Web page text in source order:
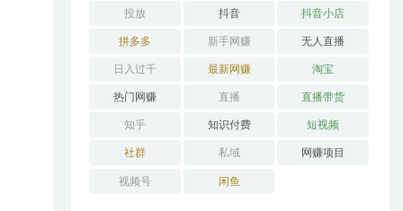
投放 抖音 抖音小店
拼多多 新手网赚 无人直播
日入过千 最新网赚 淘宝
热门网赚 直播 直播带货
知乎 知识付费 短视频
社群 私域 网赚项目
视频号 闲鱼